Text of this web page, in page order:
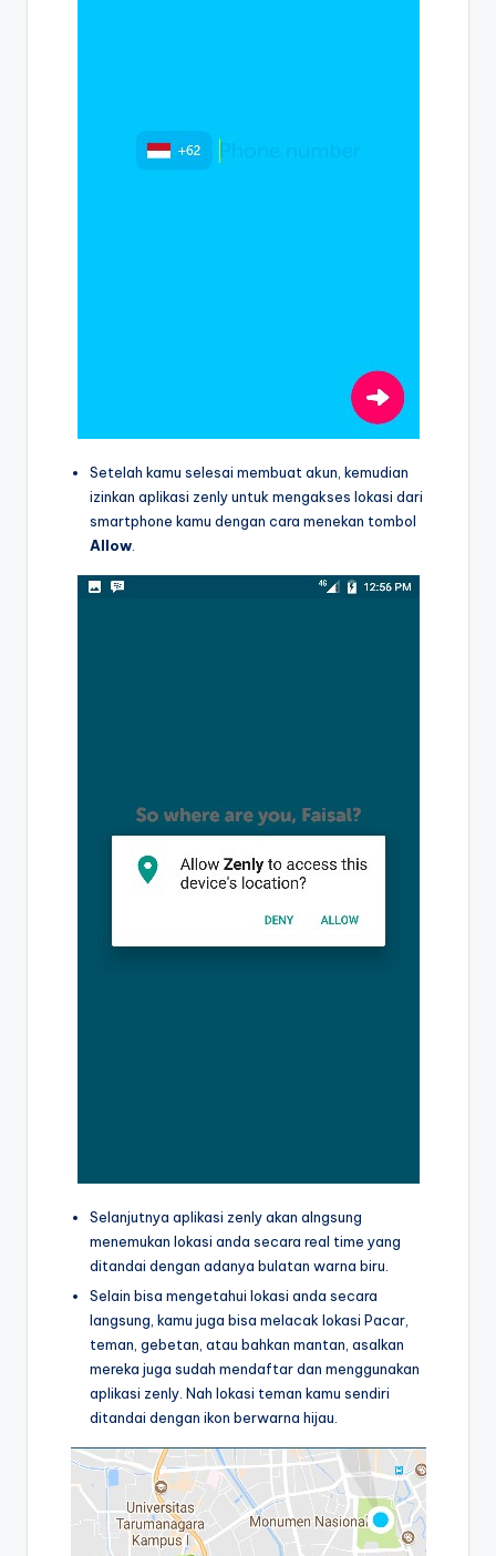
Setelah kamu selesai membuat akun, kemudian
izinkan aplikasi zenly untuk mengakses lokasi dari
smartphone kamu dengan cara menekan tombol
Allow
Selanjutnya aplikasi zenly akan alngsung
menemukan lokasi anda secara real time yang
ditandai dengan adanya bulatan warna biru.
Selain bisa mengetahui lokasi anda secara
langsung, kamu juga bisa melacak lokasi Pacar,
teman, gebetan, atau bahkan mantan, asalkan
mereka juga sudah mendaftar dan menggunakan
aplikasi zenly. Nah lokasi teman kamu sendiri
ditandai dengan ikon berwarna hijau.